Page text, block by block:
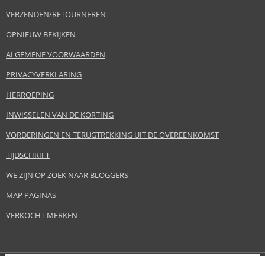
VERZENDEN/RETOURNEREN
OPNIEUW BEKIJKEN
ALGEMENE VOORWAARDEN
PRIVACYVERKLARING
HERROEPING
INWISSELEN VAN DE KORTING
VORDERINGEN EN TERUGTREKKING UIT DE OVEREENKOMST
TIJDSCHRIFT
WE ZIJN OP ZOEK NAAR BLOGGERS
MAP PAGINAS
VERKOCHT MERKEN